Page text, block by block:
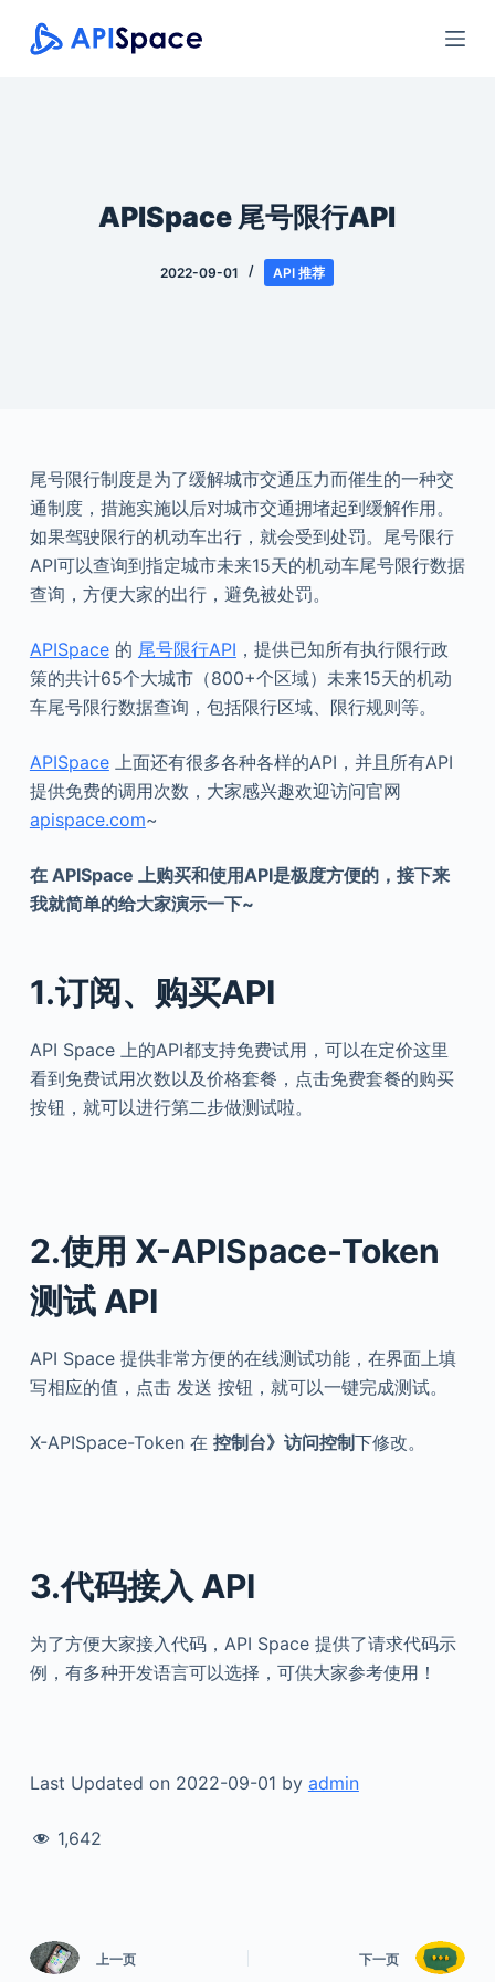
跳
过
APISpace 尾号限行API
2022-09-01 API 推荐
尾号限行制度是为了缓解城市交通压力而催生的一种交
通制度，措施实施以后对城市交通拥堵起到缓解作用。
如果驾驶限行的机动车出行，就会受到处罚。尾号限行
API可以查询到指定城市未来15天的机动车尾号限行数据
查询，方便大家的出行，避免被处罚。
APISpace的 尾号限行API ，提供已知所有执行限行政
策的共计65个大城市（800+个区域）未来15天的机动
车尾号限行数据查询，包括限行区域、限行规则等。
APISpace上面还有很多各种各样的API，并且所有API
提供免费的调用次数，大家感兴趣欢迎访问官网
apispace.com~
在 APISpace 上购买和使用API是极度方便的，接下来
我就简单的给大家演示一下~
1.订阅、购买API
API Space 上的API都支持免费试用，可以在定价这里
看到免费试用次数以及价格套餐，点击免费套餐的购买
按钮，就可以进行第二步做测试啦。
2.使用 X-APISpace-Token
测试 API
API Space 提供非常方便的在线测试功能，在界面上填
写相应的值，点击 发送 按钮，就可以一键完成测试。
X-APISpace-Token 在 控制台》访问控制下修改。
3.代码接入 API
为了方便大家接入代码，API Space 提供了请求代码示
例，有多种开发语言可以选择，可供大家参考使用！
Last Updated on 2022-09-01 by admin
1,642
上一页 下一页